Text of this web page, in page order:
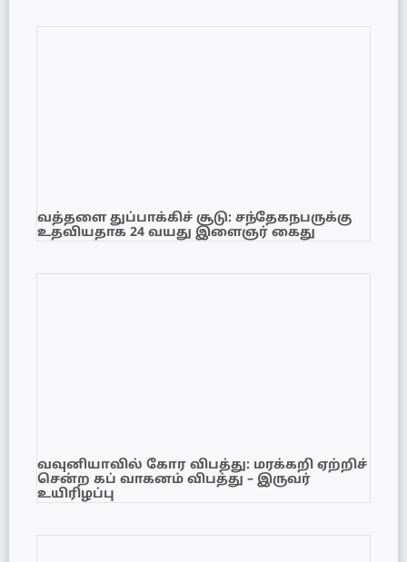
வத்தளை துப்பாக்கிச் சூடு: சந்தேகநபருக்கு
உதவியதாக 24 வயது இளைஞர் கைது
வவுனியாவில் கோர விபத்து: மரக்கறி ஏற்றிச்
சென்ற கப் வாகனம் விபத்து – இருவர்
உயிரிழப்பு